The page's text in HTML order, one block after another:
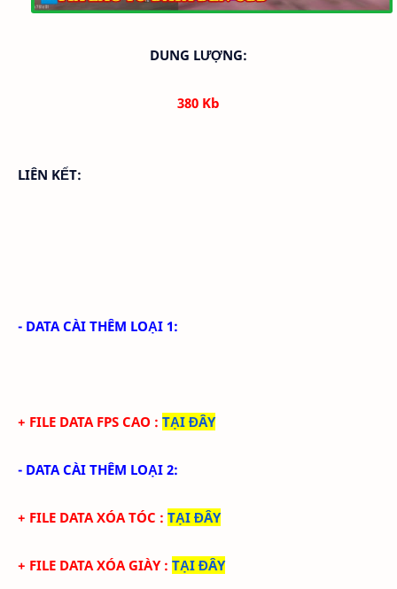
DUNG LƯỢNG:
380 Kb
LIÊN KẾT:
- DATA CÀI THÊM LOẠI 1:
+ FILE DATA FPS CAO : TẠI ĐÂY
- DATA CÀI THÊM LOẠI 2:
+ FILE DATA XÓA TÓC : TẠI ĐÂY
+ FILE DATA XÓA GIÀY : TẠI ĐÂY